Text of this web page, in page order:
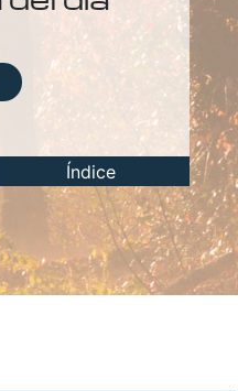
Índice